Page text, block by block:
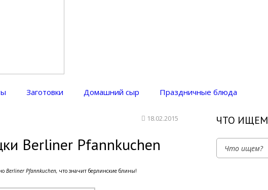
Заготовки Домашний сыр Праздничные блюда
18.02.2015
Berliner Pfannkuchen
Berliner Pfannkuchen, что значит берлинские блины!
ЧТО ИЩЕМ